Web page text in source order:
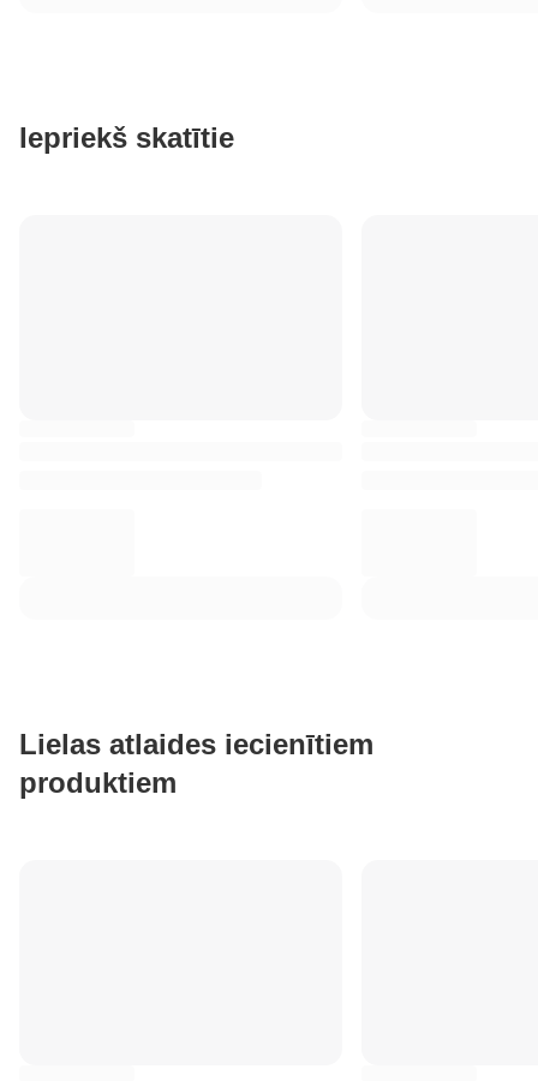
Iepriekš skatītie
Lielas atlaides iecienītiem
produktiem